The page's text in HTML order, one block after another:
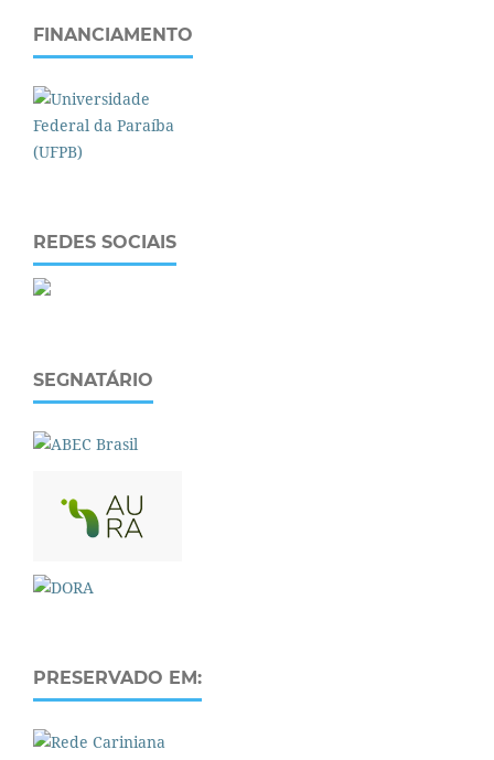
FINANCIAMENTO
REDES SOCIAIS
SEGNATÁRIO
PRESERVADO EM: